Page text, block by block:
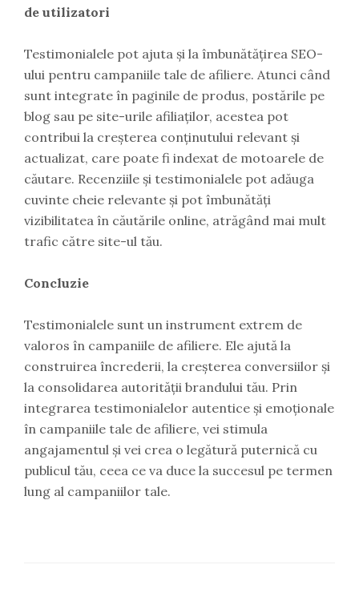
de utilizatori
Testimonialele pot ajuta și la îmbunătățirea SEO-
ului pentru campaniile tale de afiliere. Atunci când
sunt integrate în paginile de produs, postările pe
blog sau pe site-urile afiliaților, acestea pot
contribui la creșterea conținutului relevant și
actualizat, care poate fi indexat de motoarele de
căutare. Recenziile și testimonialele pot adăuga
cuvinte cheie relevante și pot îmbunătăți
vizibilitatea în căutările online, atrăgând mai mult
trafic către site-ul tău.
Concluzie
Testimonialele sunt un instrument extrem de
valoros în campaniile de afiliere. Ele ajută la
construirea încrederii, la creșterea conversiilor și
la consolidarea autorității brandului tău. Prin
integrarea testimonialelor autentice și emoționale
în campaniile tale de afiliere, vei stimula
angajamentul și vei crea o legătură puternică cu
publicul tău, ceea ce va duce la succesul pe termen
lung al campaniilor tale.